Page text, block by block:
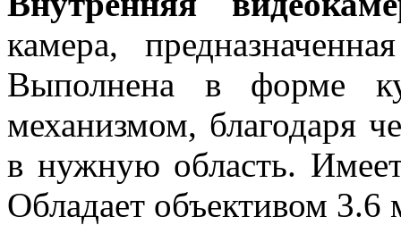
камера,
Выполнена в форме
механизмом, благодаря
в нужную область.
Обладает объективом 3.6